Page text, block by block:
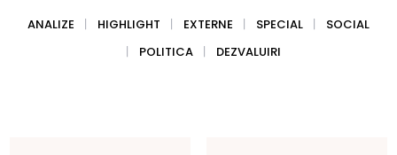
ANALIZE HIGHLIGHT EXTERNE SPECIAL
SOCIAL
POLITICA
DEZVALUIRI